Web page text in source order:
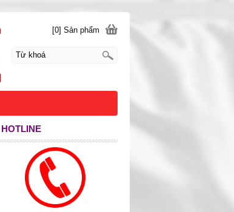
HOTLINE
[0] Sản phẩm